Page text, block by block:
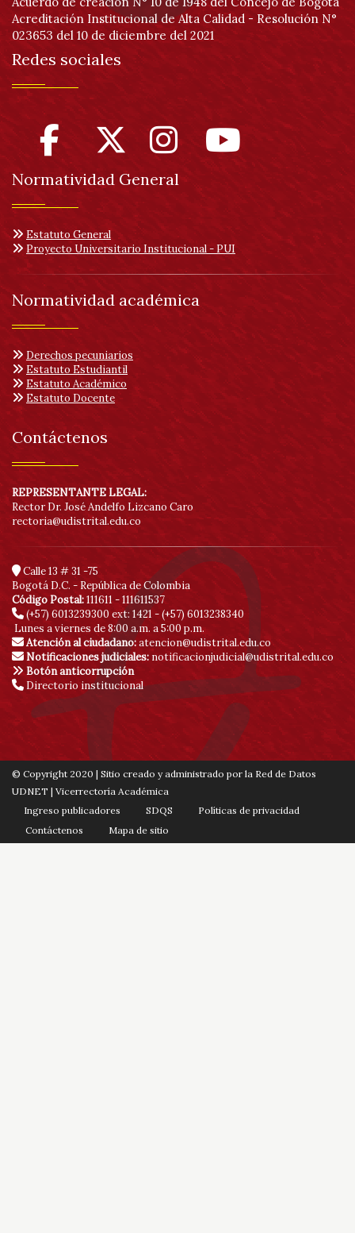
Acreditación Institucional de Alta Calidad - Resolución N°
023653 del 10 de diciembre del 2021
Redes sociales
Normatividad General
Estatuto General
Proyecto Universitario Institucional - PUI
Normatividad académica
Derechos pecuniarios
Estatuto Estudiantil
Estatuto Académico
Estatuto Docente
Contáctenos
REPRESENTANTE LEGAL:
Rector Dr. José Andelfo Lizcano Caro
rectoria@udistrital.edu.co
Calle 13 # 31 -75
Bogotá D.C. - República de Colombia
Código Postal:111611 - 111611537
(+57) 6013239300 ext: 1421 - (+57) 6013238340
Lunes a viernes de 8:00 a.m. a 5:00 p.m.
Atención al ciudadano:atencion@udistrital.edu.co
Notificaciones judiciales: notificacionjudicial@udistrital.edu.co
Botón anticorrupción
Directorio institucional
© Copyright 2020 | Sitio creado y administrado por la Red de Datos
UDNET | Vicerrectoría Académica
Ingreso publicadores
SDQS
Políticas de privacidad
Contáctenos
Mapa de sitio